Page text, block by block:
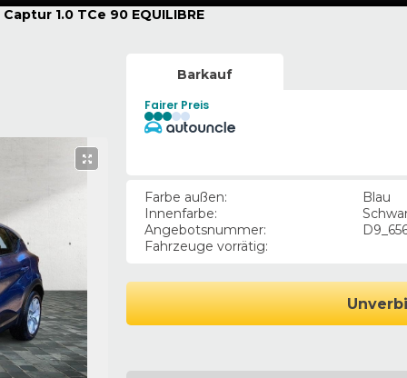
1.0 TCe 90 EQUILIBRE
Barkauf
Fairer Preis
Farbe außen:
Blau
Innenfarbe:
Angebotsnummer:
Fahrzeuge vorrätig: